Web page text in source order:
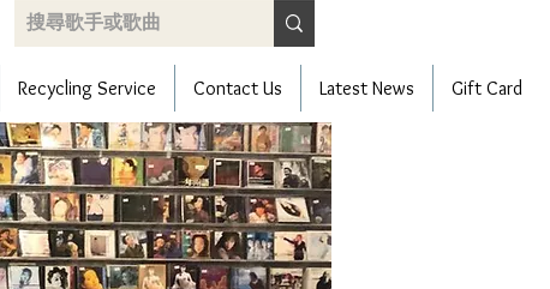
Recycling Service Contact Us Latest News Gift Card